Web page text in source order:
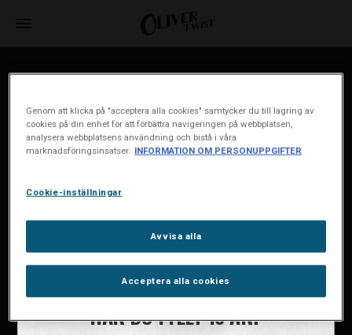
DK-5230 Odense M
info@oliver-twist.dk
Cookie-inställningar
Information om personuppgifter
HAR DU FYLLT 18 ÅR?
Genom att klicka på "acceptera alla cookies" samtycker du till lagring av
cookies på din enhet för att förbättra navigeringen på webbplatsen,
analysera webbplatsens användning och bistå i våra
marknadsföringsinsatser. INFORMATION OM PERSONUPPGIFTER
Cookie-inställningar
Avvisa alla
Acceptera alla cookies